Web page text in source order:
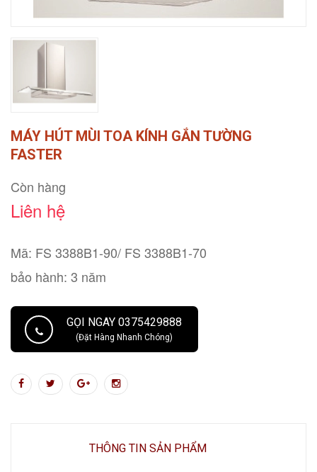
MÁY HÚT MÙI TOA KÍNH GẮN TƯỜNG
FASTER
Còn hàng
Liên hệ
Mã: FS 3388B1-90/ FS 3388B1-70
bảo hành: 3 năm
GỌI NGAY 0375429888
(Đặt Hàng Nhanh Chóng)
THÔNG TIN SẢN PHẨM